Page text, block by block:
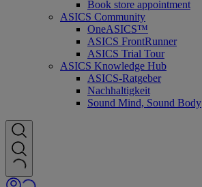
Book store appointment
ASICS Community
OneASICS™
ASICS FrontRunner
ASICS Trial Tour
ASICS Knowledge Hub
ASICS-Ratgeber
Nachhaltigkeit
Sound Mind, Sound Body